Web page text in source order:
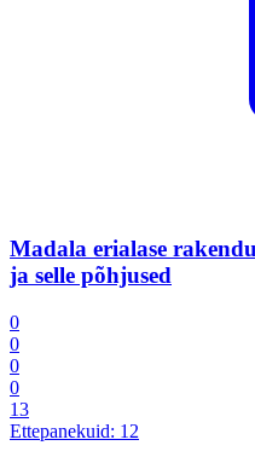
Madala erialase
ja selle põhjused
0
0
0
0
13
Ettepanekuid: 12